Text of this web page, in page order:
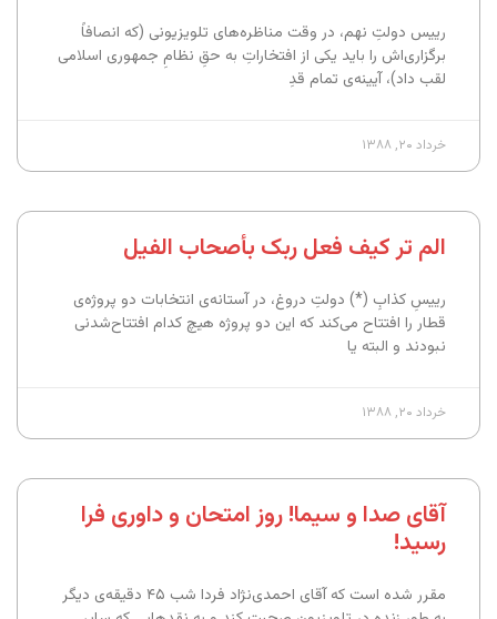
رییس دولتِ نهم، در وقت مناظره‌های تلویزیونی (که انصافاً
برگزاری‌اش را باید یکی از افتخاراتِ به حقِ نظامِ جمهوری اسلامی
لقب داد)، آیینه‌ی تمام قدِ
خرداد ۲۰, ۱۳۸۸
الم تر کیف فعل ربک بأصحاب الفیل
رییسِ کذابِ (*) دولتِ دروغ، در آستانه‌ی انتخابات دو پروژه‌ی
قطار را افتتاح می‌کند که این دو پروژه هیچ کدام افتتاح‌شدنی
نبودند و البته یا
خرداد ۲۰, ۱۳۸۸
آقای صدا و سیما! روز امتحان و داوری فرا
رسید!
مقرر شده است که آقای احمدی‌نژاد فردا شب ۴۵ دقیقه‌ی دیگر